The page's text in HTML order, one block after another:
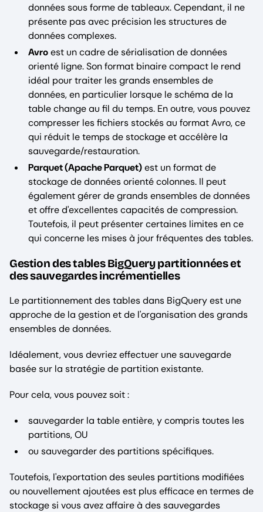
données sous forme de tableaux. Cependant, il ne
présente pas avec précision les structures de
données complexes.
Avroest un cadre de sérialisation de données
orienté ligne. Son format binaire compact le rend
idéal pour traiter les grands ensembles de
données, en particulier lorsque le schéma de la
table change au fil du temps. En outre, vous pouvez
compresser les fichiers stockés au format Avro, ce
qui réduit le temps de stockage et accélère la
sauvegarde/restauration.
Parquet (Apache Parquet)est un format de
stockage de données orienté colonnes. Il peut
également gérer de grands ensembles de données
et offre d'excellentes capacités de compression.
Toutefois, il peut présenter certaines limites en ce
qui concerne les mises à jour fréquentes des tables.
Gestion des tables BigQuery partitionnées et
des sauvegardes incrémentielles
Le partitionnement des tables dans BigQuery est une
approche de la gestion et de l'organisation des grands
ensembles de données.
Idéalement, vous devriez effectuer une sauvegarde
basée sur la stratégie de partition existante.
Pour cela, vous pouvez soit :
sauvegarder la table entière, y compris toutes les
partitions, OU
ou sauvegarder des partitions spécifiques.
Toutefois, l'exportation des seules partitions modifiées
ou nouvellement ajoutées est plus efficace en termes de
stockage si vous avez affaire à des sauvegardes